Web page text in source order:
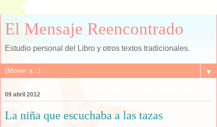
El Mensaje Reencontrado
Estudio personal del Libro y otros textos tradicionales.
▼
09 abril 2012
La niña que escuchaba a las tazas